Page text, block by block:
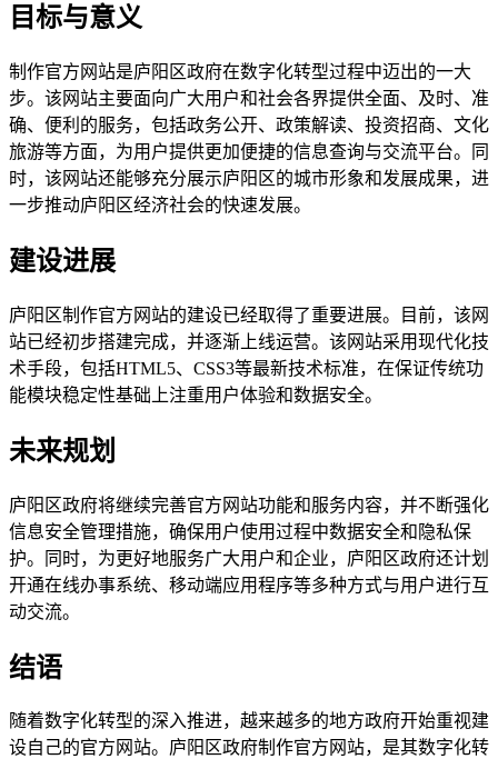
目标与意义
制作官方网站是庐阳区政府在数字化转型过程中迈出的一大
步。该网站主要面向广大用户和社会各界提供全面、及时、准
确、便利的服务，包括政务公开、政策解读、投资招商、文化
旅游等方面，为用户提供更加便捷的信息查询与交流平台。同
时，该网站还能够充分展示庐阳区的城市形象和发展成果，进
一步推动庐阳区经济社会的快速发展。
建设进展
庐阳区制作官方网站的建设已经取得了重要进展。目前，该网
站已经初步搭建完成，并逐渐上线运营。该网站采用现代化技
术手段，包括HTML5、CSS3等最新技术标准，在保证传统功
能模块稳定性基础上注重用户体验和数据安全。
未来规划
庐阳区政府将继续完善官方网站功能和服务内容，并不断强化
信息安全管理措施，确保用户使用过程中数据安全和隐私保
护。同时，为更好地服务广大用户和企业，庐阳区政府还计划
开通在线办事系统、移动端应用程序等多种方式与用户进行互
动交流。
结语
随着数字化转型的深入推进，越来越多的地方政府开始重视建
设自己的官方网站。庐阳区政府制作官方网站，是其数字化转